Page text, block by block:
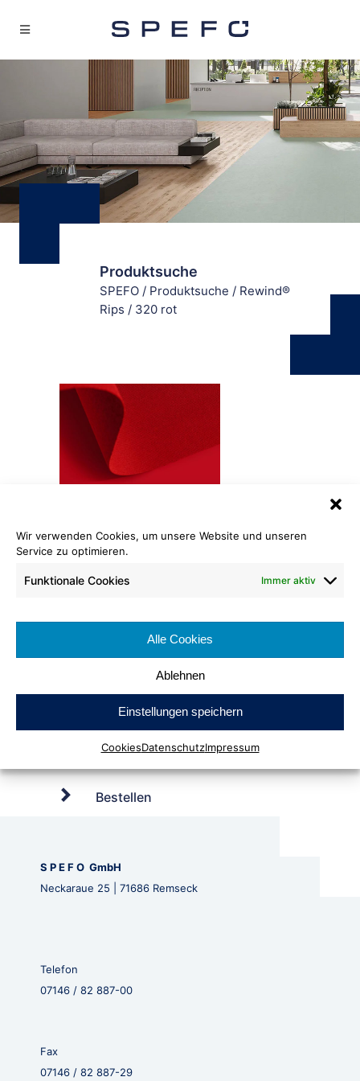
Wir verwenden Cookies, um unsere Website und unseren
Service zu optimieren.
Funktionale Cookies Immer aktiv
Alle Cookies
Ablehnen
Einstellungen speichern
CookiesDatenschutzImpressum
Produktsuche
SPEFO / Produktsuche / Rewind®
Rips / 320 rot
Warenbreite: ca. 200 cm
Bestellen
Rewind® Rips
S P E F O GmbH
Neckaraue 25 | 71686 Remseck
Telefon
07146 / 82 887-00
Fax
07146 / 82 887-29